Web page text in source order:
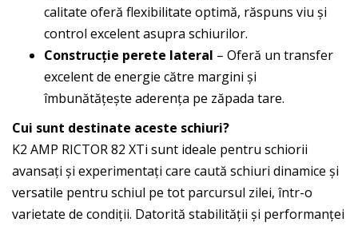
calitate oferă flexibilitate optimă, răspuns viu și
control excelent asupra schiurilor.
Construcție perete lateral – Oferă un transfer
excelent de energie către margini și
îmbunătățește aderența pe zăpada tare.
Cui sunt destinate aceste schiuri?
K2 AMP RICTOR 82 XTi sunt ideale pentru schiorii
avansați și experimentați care caută schiuri dinamice și
versatile pentru schiul pe tot parcursul zilei, într-o
varietate de condiții. Datorită stabilității și performanței